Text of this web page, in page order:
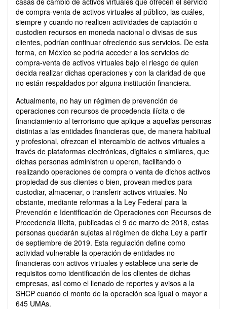
de compra-venta de activos virtuales al público, las cuáles,
siempre y cuando no realicen actividades de captación o
custodien recursos en moneda nacional o divisas de sus
clientes, podrían continuar ofreciendo sus servicios. De esta
forma, en México se podría acceder a los servicios de
compra-venta de activos virtuales bajo el riesgo de quien
decida realizar dichas operaciones y con la claridad de que
no están respaldados por alguna institución financiera.
Actualmente, no hay un régimen de prevención de
operaciones con recursos de procedencia ilícita o de
financiamiento al terrorismo que aplique a aquellas personas
distintas a las entidades financieras que, de manera habitual
y profesional, ofrezcan el intercambio de activos virtuales a
través de plataformas electrónicas, digitales o similares, que
dichas personas administren u operen, facilitando o
realizando operaciones de compra o venta de dichos activos
propiedad de sus clientes o bien, provean medios para
custodiar, almacenar, o transferir activos virtuales. No
obstante, mediante reformas a la Ley Federal para la
Prevención e Identificación de Operaciones con Recursos de
Procedencia Ilícita, publicadas el 9 de marzo de 2018, estas
personas quedarán sujetas al régimen de dicha Ley a partir
de septiembre de 2019. Esta regulación define como
actividad vulnerable la operación de entidades no
financieras con activos virtuales y establece una serie de
requisitos como identificación de los clientes de dichas
empresas, así como el llenado de reportes y avisos a la
SHCP cuando el monto de la operación sea igual o mayor a
645 UMAs.